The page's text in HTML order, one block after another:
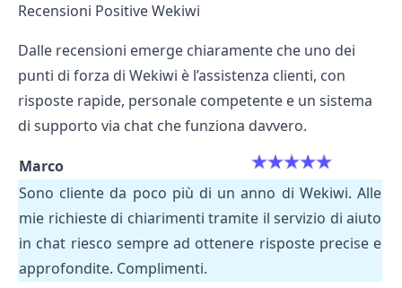
Recensioni Positive Wekiwi
Dalle recensioni emerge chiaramente che uno dei
punti di forza di Wekiwi è l’assistenza clienti, con
risposte rapide, personale competente e un sistema
di supporto via chat che funziona davvero.
Marco
Sono cliente da poco più di un anno di Wekiwi. Alle
mie richieste di chiarimenti tramite il servizio di aiuto
in chat riesco sempre ad ottenere risposte precise e
approfondite. Complimenti.